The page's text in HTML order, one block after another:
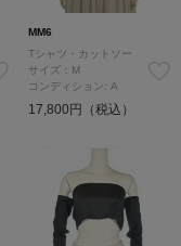
MM6
Tシャツ・カットソー
サイズ：M
コンディション: A
17,800円（税込）